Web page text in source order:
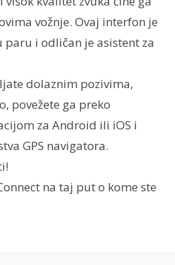
vožnje. Ovaj interfon je
i odličan je asistent za
dolaznim pozivima,
povežete ga preko
za Android ili iOS i
GPS navigatora.
na taj put o kome ste